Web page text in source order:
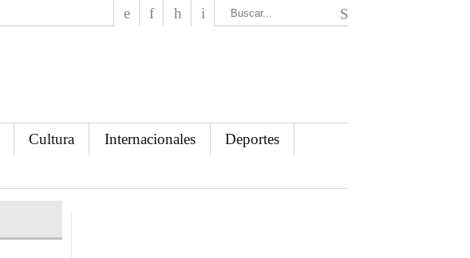
Cultura Internacionales
Deportes